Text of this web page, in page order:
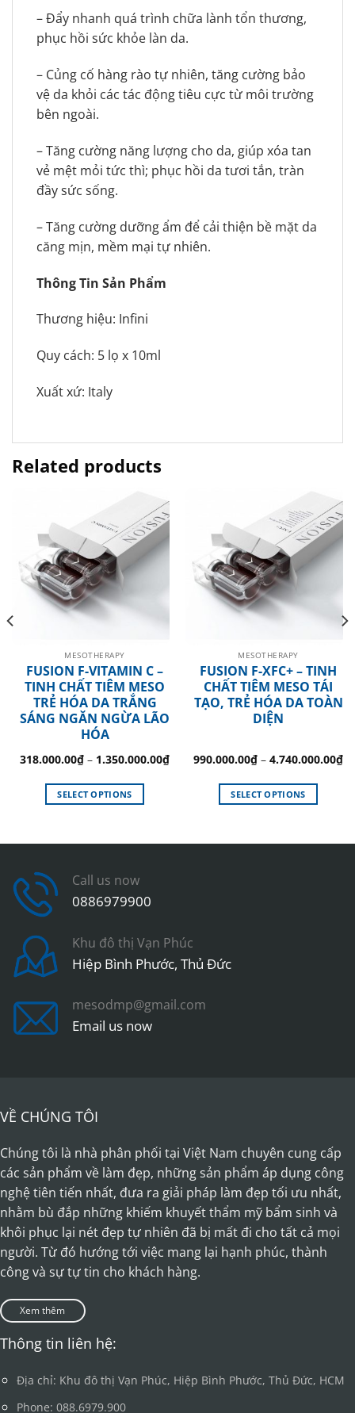
– Đẩy nhanh quá trình chữa lành tổn thương,
phục hồi sức khỏe làn da.
– Củng cố hàng rào tự nhiên, tăng cường bảo
vệ da khỏi các tác động tiêu cực từ môi trường
bên ngoài.
– Tăng cường năng lượng cho da, giúp xóa tan
vẻ mệt mỏi tức thì; phục hồi da tươi tắn, tràn
đầy sức sống.
– Tăng cường dưỡng ẩm để cải thiện bề mặt da
căng mịn, mềm mại tự nhiên.
Thông Tin Sản Phẩm
Thương hiệu: Infini
Quy cách: 5 lọ x 10ml
Xuất xứ: Italy
Related products
MESOTHERAPY
FUSION F-VITAMIN C –
TINH CHẤT TIÊM MESO
TRẺ HÓA DA TRẮNG
SÁNG NGĂN NGỪA LÃO
HÓA
318.000.00₫ – 1.350.000.00₫
SELECT OPTIONS
has
variants.
The
be
chosen
the
product
page
MESOTHERAPY
FUSION F-XFC+ – TINH
CHẤT TIÊM MESO TÁI
TẠO, TRẺ HÓA DA TOÀN
DIỆN
990.000.00₫ – 4.740.000.00₫
SELECT OPTIONS
has
Call us now
0886979900
Khu đô thị Vạn Phúc
Hiệp Bình Phước, Thủ Đức
mesodmp@gmail.com
Email us now
VỀ CHÚNG TÔI
Chúng tôi là nhà phân phối tại Việt Nam chuyên cung cấp
các sản phẩm về làm đẹp, những sản phẩm áp dụng công
nghệ tiên tiến nhất, đưa ra giải pháp làm đẹp tối ưu nhất,
nhằm bù đắp những khiếm khuyết thẩm mỹ bẩm sinh và
khôi phục lại nét đẹp tự nhiên đã bị mất đi cho tất cả mọi
người. Từ đó hướng tới việc mang lại hạnh phúc, thành
công và sự tự tin cho khách hàng.
Xem thêm
Thông tin liên hệ:
Địa chỉ: Khu đô thị Vạn Phúc, Hiệp Bình Phước, Thủ Đức, HCM
Phone: 088.6979.900